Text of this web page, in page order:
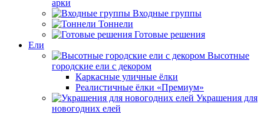
арки
Входные группы
Тоннели
Готовые решения
Ели
Высотные
городские ели с декором
Каркасные уличные ёлки
Реалистичные ёлки «Премиум»
Украшения для
новогодних елей